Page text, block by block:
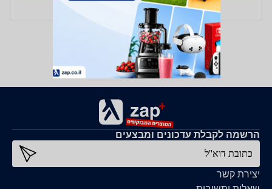
ב- Zap
יצירת קשר
הרשמה לקבלת עדכונים ומבצעים
כתובת דוא''ל